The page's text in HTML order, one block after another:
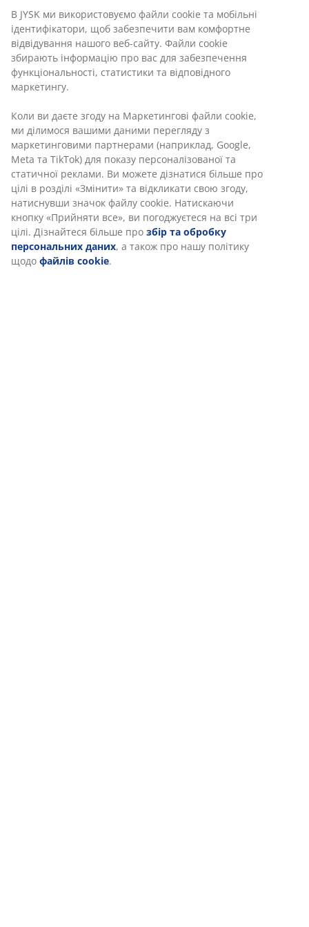
В JYSK ми використовуємо файли cookie та мобільні
ідентифікатори, щоб забезпечити вам комфортне
відвідування нашого веб-сайту. Файли cookie
збирають інформацію про вас для забезпечення
функціональності, статистики та відповідного
маркетингу.
Коли ви даєте згоду на Маркетингові файли cookie,
ми ділимося вашими даними перегляду з
маркетинговими партнерами (наприклад, Google,
Meta та TikTok) для показу персоналізованої та
статичної реклами. Ви можете дізнатися більше про
цілі в розділі «Змінити» та відкликати свою згоду,
натиснувши значок файлу cookie. Натискаючи
кнопку «Прийняти все», ви погоджуєтеся на всі три
цілі. Дізнайтеся більше про збір та обробку
персональних даних, а також про нашу політику
щодо файлів cookie.